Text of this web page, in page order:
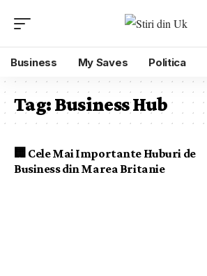
Business My Saves Politica
Tag:Business Hub
🏢 Cele Mai Importante Huburi de
Business din Marea Britanie